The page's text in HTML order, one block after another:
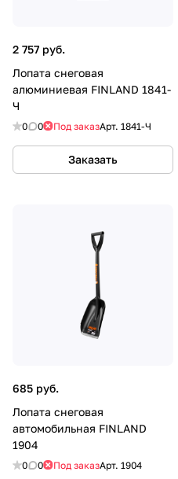
2 757 руб.
Лопата снеговая
алюминиевая FINLAND 1841-
Ч
0 0 Под заказАрт. 1841-Ч
Заказать
685 руб.
Лопата снеговая
автомобильная FINLAND
1904
0 0 Под заказАрт. 1904